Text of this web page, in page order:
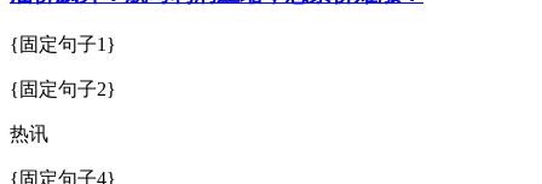
{固定句子1}
{固定句子2}
热讯
{固定句子4}